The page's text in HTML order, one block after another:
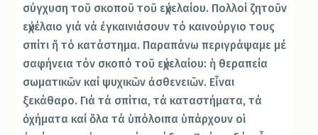
σύγχυση τοῦ σκοποῦ τοῦ εὐχελαίου. Πολλοί ζητοῦν
εὐχέλαιο γιά νά ἐγκαινιάσουν τό καινούργιο τους
σπίτι ἤ τό κατάστημα. Παραπάνω περιγράψαμε μέ
σαφήνεια τόν σκοπό τοῦ εὐχελαίου: ἡ θεραπεία
σωματικῶν καί ψυχικῶν ἀσθενειῶν. Εἶναι
ξεκάθαρο. Γιά τά σπίτια, τά καταστήματα, τά
ὀχήματα καί ὅλα τά ὑπόλοιπα ὑπάρχουν οἱ